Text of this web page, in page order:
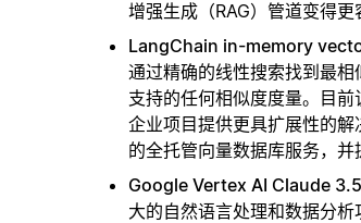
增强生成（RAG）管道变得更
LangChain in-memory
通过精确的线性搜索找到最
支持的任何相似度度量。目
企业项目提供更具扩展性的解
的全托管向量数据库服务，
Google Vertex AI Claude
大的自然语言处理和数据分